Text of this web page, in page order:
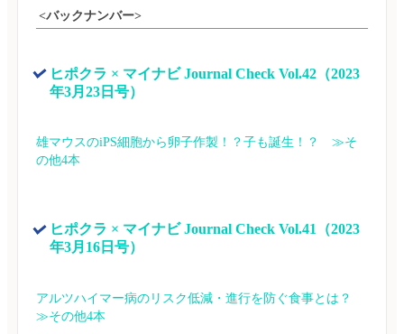
<バックナンバー>
ヒポクラ × マイナビ Journal Check Vol.42（2023
年3月23日号）
雄マウスのiPS細胞から卵子作製！？子も誕生！？　≫そ
の他4本
ヒポクラ × マイナビ Journal Check Vol.41（2023
年3月16日号）
アルツハイマー病のリスク低減・進行を防ぐ食事とは？
≫その他4本